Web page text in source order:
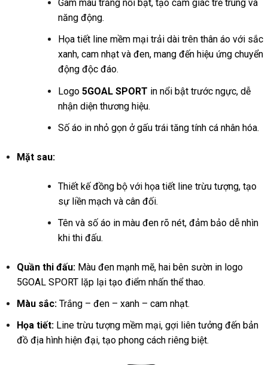
Gam màu trắng nổi bật, tạo cảm giác trẻ trung và
năng động.
Họa tiết line mềm mại trải dài trên thân áo với sắc
xanh, cam nhạt và đen, mang đến hiệu ứng chuyển
động độc đáo.
Logo 5GOAL SPORT in nổi bật trước ngực, dễ
nhận diện thương hiệu.
Số áo in nhỏ gọn ở gấu trái tăng tính cá nhân hóa.
Mặt sau:
Thiết kế đồng bộ với họa tiết line trừu tượng, tạo
sự liền mạch và cân đối.
Tên và số áo in màu đen rõ nét, đảm bảo dễ nhìn
khi thi đấu.
Quần thi đấu:Màu đen mạnh mẽ, hai bên sườn in logo
5GOAL SPORT lặp lại tạo điểm nhấn thể thao.
Màu sắc:Trắng – đen – xanh – cam nhạt.
Họa tiết:Line trừu tượng mềm mại, gợi liên tưởng đến bản
đồ địa hình hiện đại, tạo phong cách riêng biệt.